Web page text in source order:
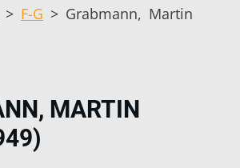
> F-G > Grabmann, Martin
MARTIN